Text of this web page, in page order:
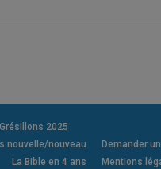
2025
nouvelle/nouveau Demander
La Bible en 4 ans
Mentions